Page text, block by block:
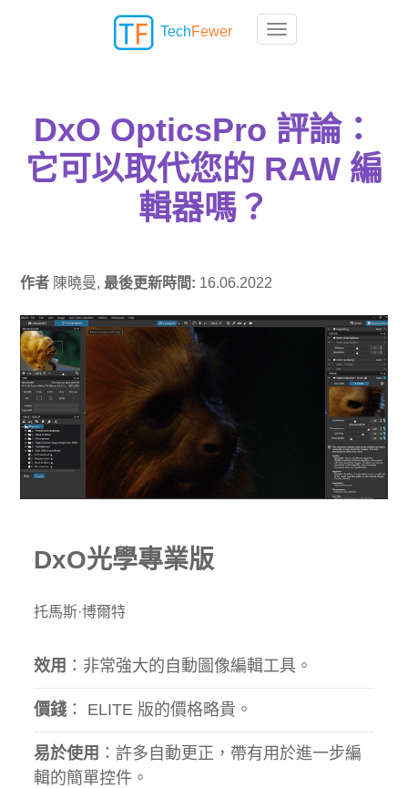
Toggle navigation
TechFewer
DxO OpticsPro 評論：
它可以取代您的 RAW 編
輯器嗎？
作者 陳曉曼, 最後更新時間: 16.06.2022
DxO光學專業版
托馬斯·博爾特
效用 ：非常強大的自動圖像編輯工具。
價錢 ： ELITE 版的價格略貴。
易於使用 ：許多自動更正，帶有用於進一步編
輯的簡單控件。